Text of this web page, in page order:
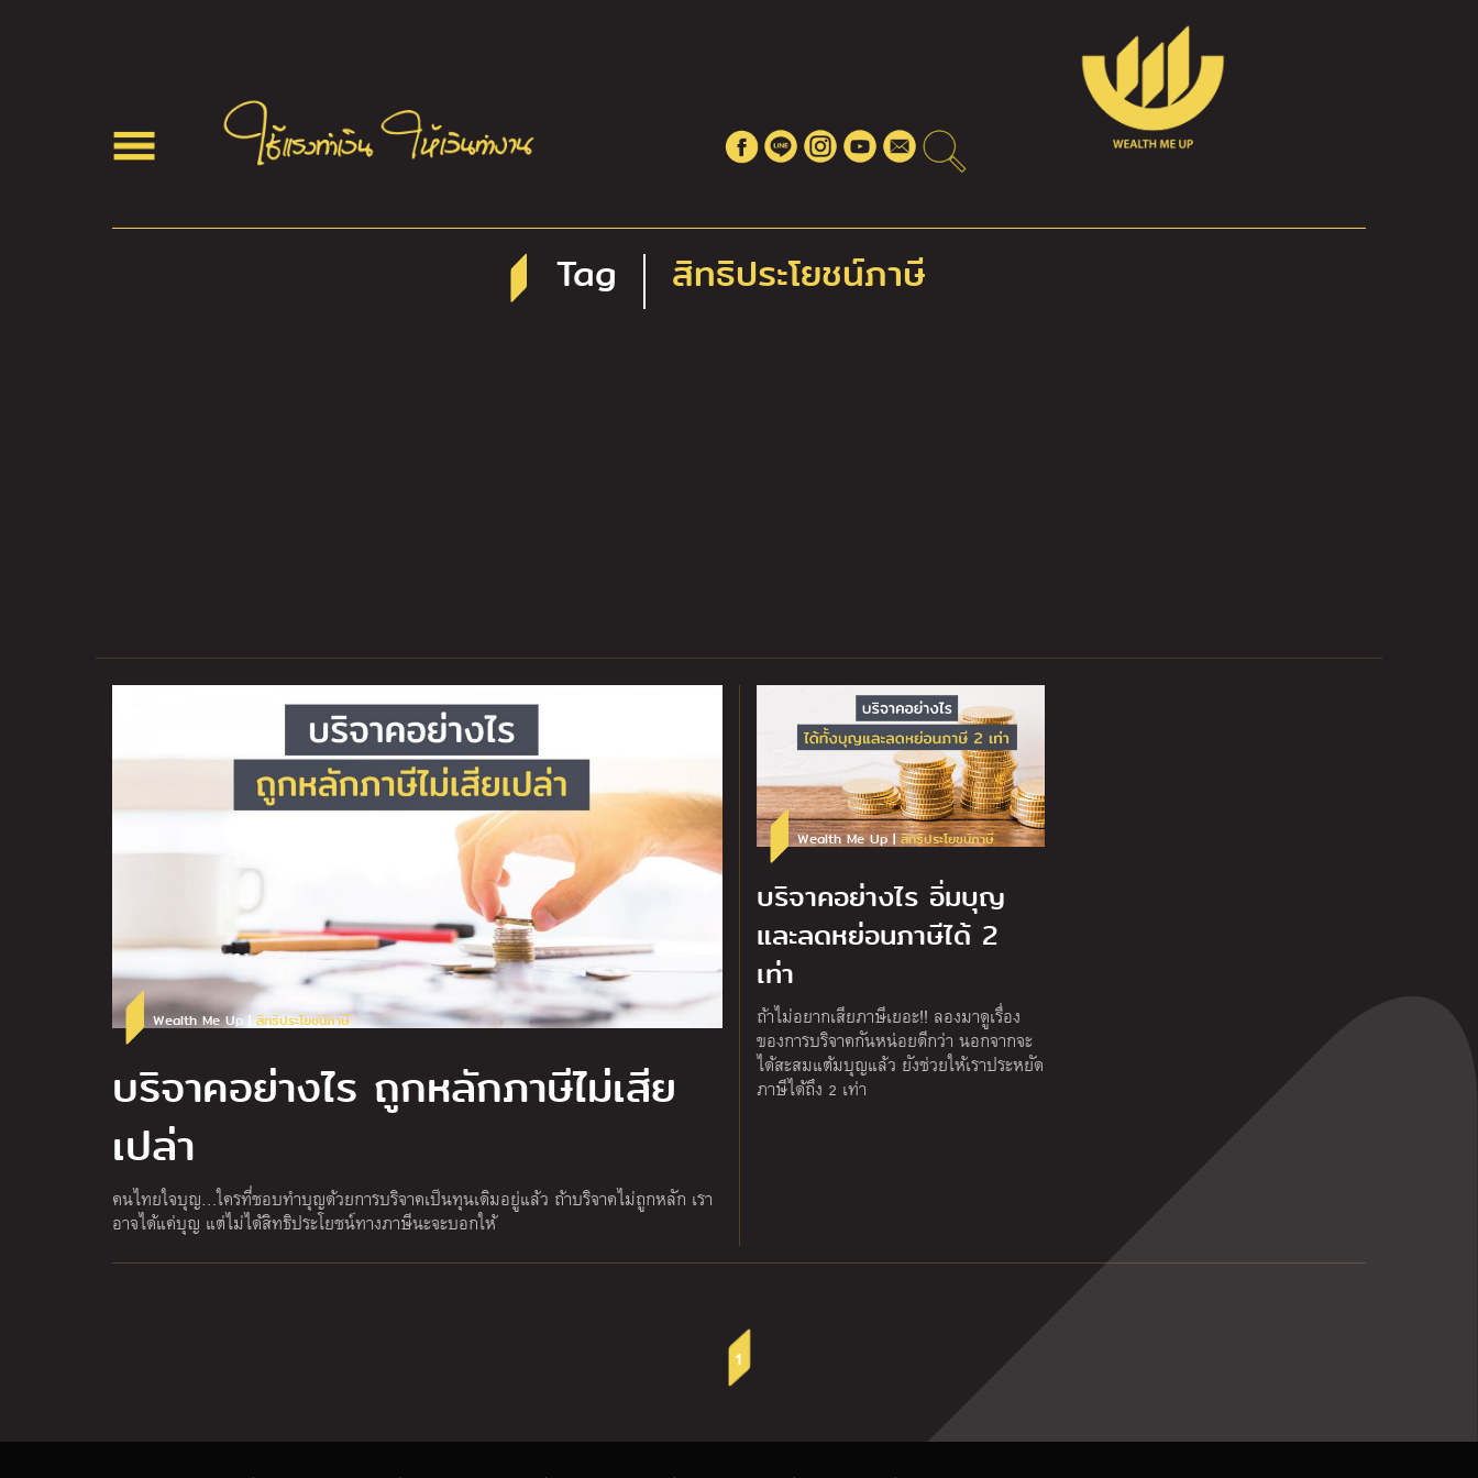
Tag สิทธิประโยชน์ภาษี
Wealth Me Up | สิทธิประโยชน์ภาษี
บริจาคอย่างไร ถูกหลักภาษีไม่เสีย
เปล่า
คนไทยใจบุญ…ใครที่ชอบทำบุญด้วยการบริจาคเป็นทุนเดิมอยู่แล้ว ถ้าบริจาคไม่ถูกหลัก เรา
อาจได้แค่บุญ แต่ไม่ได้สิทธิประโยชน์ทางภาษีนะจะบอกให้
Wealth Me Up |สิทธิประโยชน์ภาษี
บริจาคอย่างไร อิ่มบุญ
และลดหย่อนภาษีได้ 2
เท่า
ถ้าไม่อยากเสียภาษีเยอะ!! ลองมาดูเรื่อง
ของการบริจาคกันหน่อยดีกว่า นอกจากจะ
ได้สะสมแต้มบุญแล้ว ยังช่วยให้เราประหยัด
ภาษีได้ถึง 2 เท่า
1